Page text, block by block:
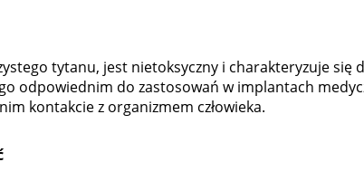
tytanu, jest nietoksyczny i charakteryzuje się
odpowiednim do zastosowań w implantach
kontakcie z organizmem człowieka.